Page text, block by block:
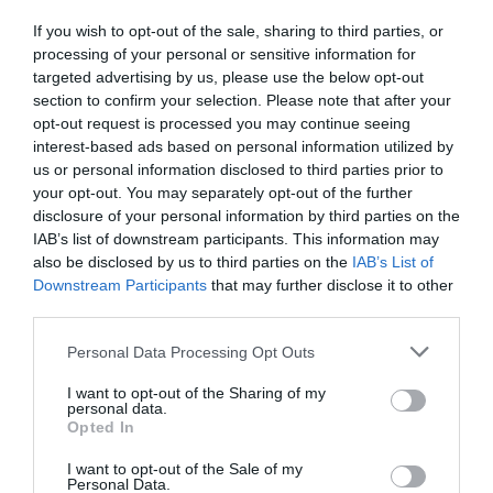
If you wish to opt-out of the sale, sharing to third parties, or
processing of your personal or sensitive information for
targeted advertising by us, please use the below opt-out
section to confirm your selection. Please note that after your
opt-out request is processed you may continue seeing
interest-based ads based on personal information utilized by
us or personal information disclosed to third parties prior to
your opt-out. You may separately opt-out of the further
disclosure of your personal information by third parties on the
IAB’s list of downstream participants. This information may
also be disclosed by us to third parties on the IAB’s List of
Downstream Participants that may further disclose it to other
Personal Data Processing Opt Outs
I want to opt-out of the Sharing of my
personal data.
Opted In
I want to opt-out of the Sale of my
Personal Data.
Pentru antrenamentul Alessiei de 2 ori pe săptămână
plătesc peste 200 de euro pe lună. Alessia și-ar fi dorit
să se antreneze de 4 ori pe săptămână, însă noi ca
părinți am fost obligați să o refuzăm din cauza
cheltuielilor mari. Deocamdată doar în provincia
Venezia avem posibilitatea să o ducem.”
De-a lungul anilor, Alessia a participat la diverse
turnee în regiunea Veneto, la campionatul italian din
Serramazzoni (Modena), în Milano, cât și la Verona în
anul 2021. În anul 2022 Alessia a fost vice-
campioană regională la singular, cât și pe echipe!
Doar în ultimii 5 ani Alessia a câștigat peste 35 de